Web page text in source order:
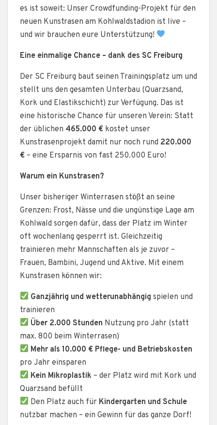
es ist soweit: Unser Crowdfunding-Projekt für den
neuen Kunstrasen am Kohlwaldstadion ist live –
und wir brauchen eure Unterstützung!
Eine einmalige Chance – dank des SC Freiburg
Der SC Freiburg baut seinen Trainingsplatz um und
stellt uns den gesamten Unterbau (Quarzsand,
Kork und Elastikschicht) zur Verfügung. Das ist
eine historische Chance für unseren Verein: Statt
der üblichen 465.000 € kostet unser
Kunstrasenprojekt damit nur noch rund 220.000
€ – eine Ersparnis von fast 250.000 Euro!
Warum ein Kunstrasen?
Unser bisheriger Winterrasen stößt an seine
Grenzen: Frost, Nässe und die ungünstige Lage am
Kohlwald sorgen dafür, dass der Platz im Winter
oft wochenlang gesperrt ist. Gleichzeitig
trainieren mehr Mannschaften als je zuvor –
Frauen, Bambini, Jugend und Aktive. Mit einem
Kunstrasen können wir:
Ganzjährig und wetterunabhängig spielen und
trainieren
Über 2.000 Stunden Nutzung pro Jahr (statt
max. 800 beim Winterrasen)
Mehr als 10.000 € Pflege- und Betriebskosten
pro Jahr einsparen
Kein Mikroplastik – der Platz wird mit Kork und
Quarzsand befüllt
Den Platz auch für Kindergarten und Schule
nutzbar machen – ein Gewinn für das ganze Dorf!